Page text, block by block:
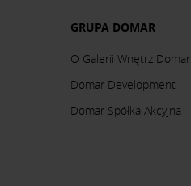
GRUPA DOMAR
O Galerii Wnętrz Domar
Domar Development
Domar Spółka Akcyjna